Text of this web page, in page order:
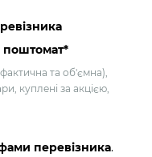
поштомат*
та об'ємна),
куплені за акцією,
перевізника.